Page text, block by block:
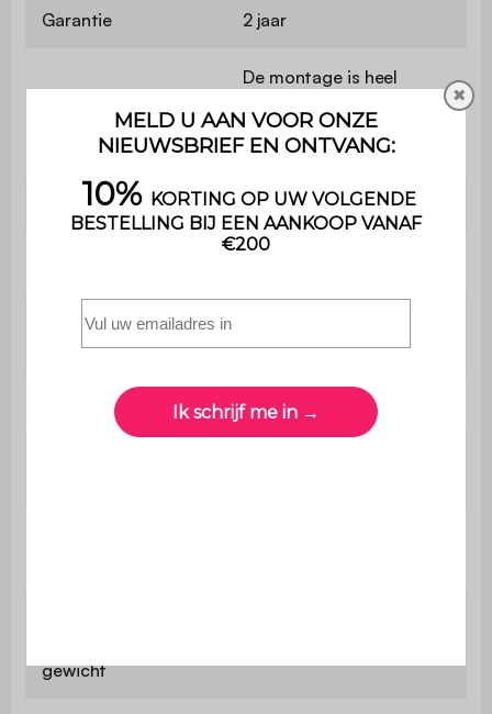
Garantie 2 jaar
De montage is heel
handleiding wordt
meegeleverd
Aantal niveaus 5
Afmetingen
boekenkast
Dikte paneel 3,5 cm
gewicht
✖